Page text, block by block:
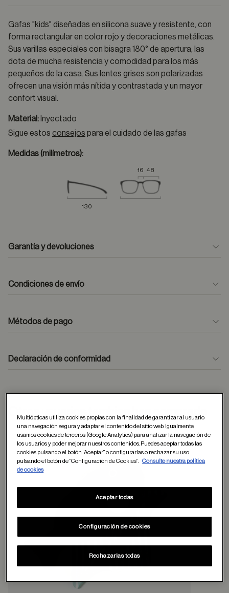
Gafas "kids" diseñadas en silicona suave y resistente, con
forma rectangular en color rojo y decoraciones metálicas.
Sus varillas especiales con bisagra 180° de apertura, las
dota de mucha resistencia y comodidad para los más
pequeños de la casa. Sus lentes grises son polarizadas
ofrecen una visión más nítida y contrastada y un mayor
confort visual.
Material: Inyectado
Sigue estos consejos para el cuidado de las gafas
Medidas (milímetros):
16 48
130
Garantía y devoluciones
Condiciones de envío
Métodos de pago
Declaración de conformidad
Guardar en
Multiópticas utiliza cookies propias con la finalidad de garantizar al usuario
una navegación segura y adaptar el contenido del sitio web. Igualmente,
usamos cookies de terceros (Google Analytics) para analizar la navegación de
los usuarios y poder mejorar nuestros contenidos. Puedes aceptar todas las
cookies pulsando el botón “Aceptar” o configurarlas o rechazar su uso
pulsando el botón de “Configuración de Cookies”.
Consulte nuestra política
de cookies
Configuración de cookies
Rechazarlas todas
Aceptar todas